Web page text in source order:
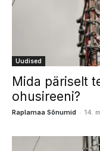
Uudised
Mida päriselt
ohusireeni?
Raplamaa Sõnumid - 14.